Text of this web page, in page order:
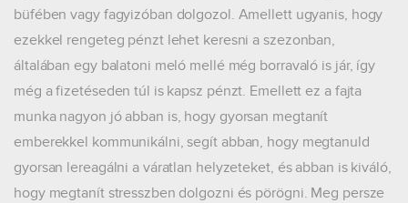
büfében vagy fagyizóban dolgozol. Amellett ugyanis, hogy
ezekkel rengeteg pénzt lehet keresni a szezonban,
általában egy balatoni meló mellé még borravaló is jár, így
még a fizetéseden túl is kapsz pénzt. Emellett ez a fajta
munka nagyon jó abban is, hogy gyorsan megtanít
emberekkel kommunikálni, segít abban, hogy megtanuld
gyorsan lereagálni a váratlan helyzeteket, és abban is kiváló,
hogy megtanít stresszben dolgozni és pörögni. Meg persze